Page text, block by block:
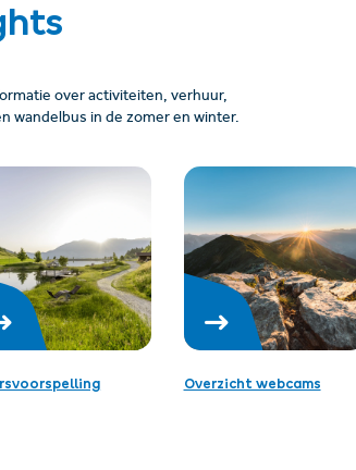
over activiteiten, verhuur,
wandelbus in de zomer en winter.
Overzicht webcams